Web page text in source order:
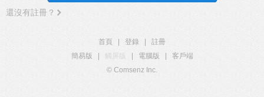
還沒有註冊？
首頁 登錄
註冊
簡易版
觸屏版 電腦版
客戶端
© Comsenz Inc.